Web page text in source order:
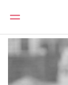
DAC Beachcroft